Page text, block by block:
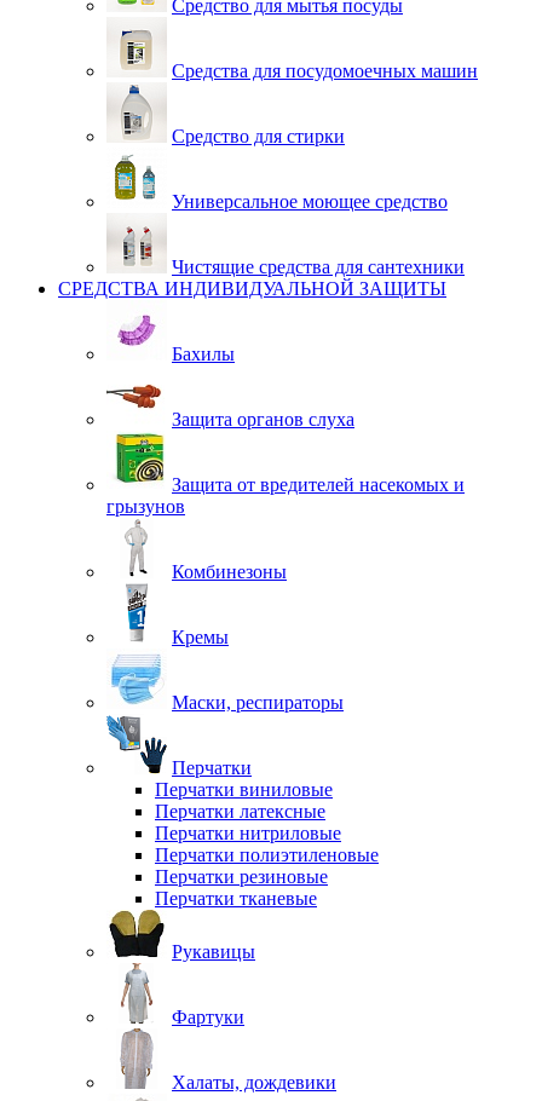
Средство для мытья посуды
Средства для посудомоечных машин
Средство для стирки
Универсальное моющее средство
Чистящие средства для сантехники
СРЕДСТВА ИНДИВИДУАЛЬНОЙ ЗАЩИТЫ
Бахилы
Защита органов слуха
Защита от вредителей насекомых и
грызунов
Комбинезоны
Кремы
Маски, респираторы
Перчатки
Перчатки виниловые
Перчатки латексные
Перчатки нитриловые
Перчатки полиэтиленовые
Перчатки резиновые
Перчатки тканевые
Рукавицы
Фартуки
Халаты, дождевики